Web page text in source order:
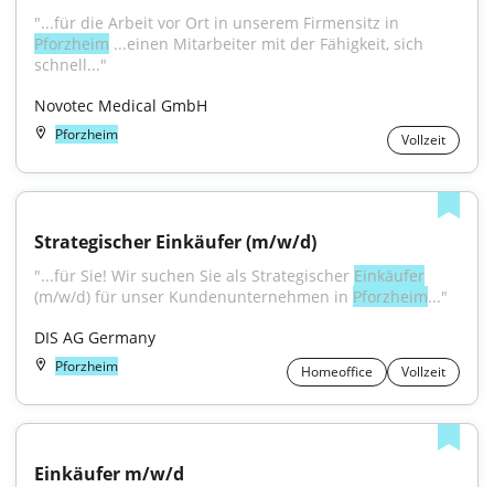
Pforzheim ...einen Mitarbeiter mit der Fähigkeit, sich
schnell..."
Novotec Medical GmbH
Pforzheim Vollzeit
Strategischer Einkäufer (m/w/d)
"...für Sie! Wir suchen Sie als Strategischer Einkäufer
(m/w/d) für unser Kundenunternehmen in Pforzheim..."
DIS AG Germany
Pforzheim Homeoffice Vollzeit
Einkäufer m/w/d